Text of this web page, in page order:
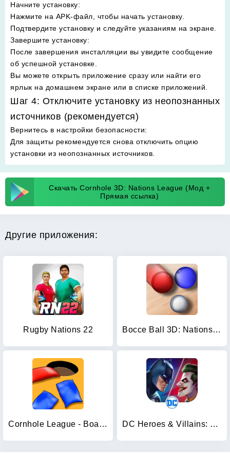
Начните установку:
Нажмите на APK-файл, чтобы начать установку.
Подтвердите установку и следуйте указаниям на экране.
Завершите установку:
После завершения инсталляции вы увидите сообщение
об успешной установке.
Вы можете открыть приложение сразу или найти его
ярлык на домашнем экране или в списке приложений.
Шаг 4: Отключите установку из неопознанных
источников (рекомендуется)
Вернитесь в настройки безопасности:
Для защиты рекомендуется снова отключить опцию
установки из неопознанных источников.
Скачать Cornhole 3D: Nations League (Мод +
Прямая ссылка)
Другие приложения:
Rugby Nations 22 Bocce Ball 3D: Nations League
Cornhole League - Board Games DC Heroes & Villains: Match 3